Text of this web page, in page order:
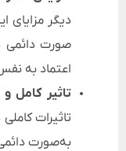
دیگر مزایای
صورت
اعتماد به
تاثیر کامل
تاثیرات
به‌صورت